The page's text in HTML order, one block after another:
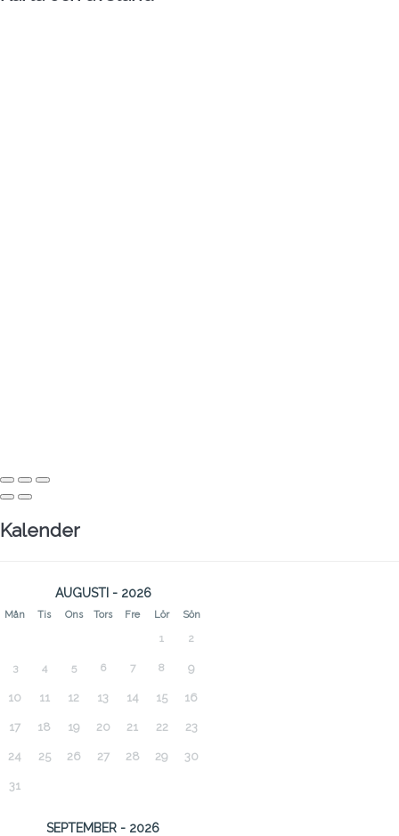
Kalender
AUGUSTI - 2026
Mån Tis Ons Tors Fre Lör Sön
1 2
3 4 5 6 7 8 9
10 11 12 13 14 15 16
17 18 19 20 21 22 23
24 25 26 27 28 29 30
31
SEPTEMBER - 2026